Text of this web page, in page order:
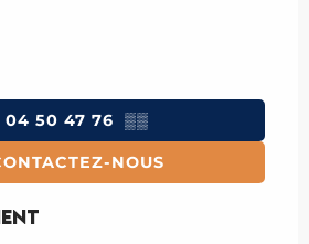
04 50 47 76 ▒▒
NOUS